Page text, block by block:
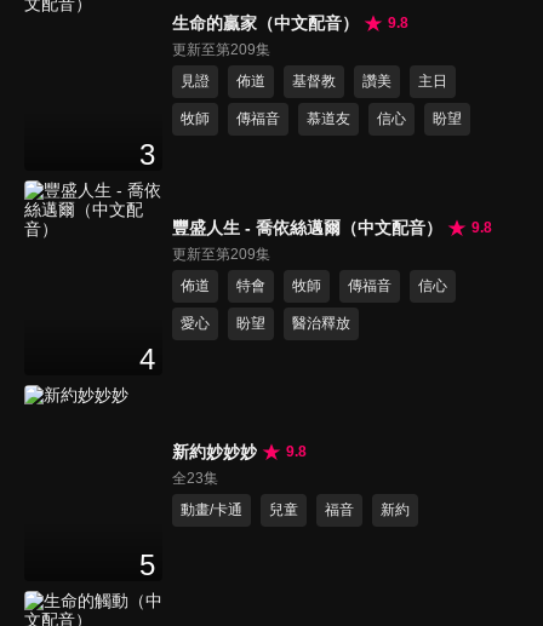
3
生命的贏家（中文配音）
9.8
更新至第209集
見證
佈道 基督教 讚美 主日
牧師 傳福音 慕道友 信心 盼望
4
豐盛人生 - 喬依絲邁爾（中文配音）
9.8
更新至第209集
佈道
特會 牧師 傳福音 信心
愛心 盼望 醫治釋放
5
新約妙妙妙
9.8
全23集
動畫/卡通
兒童 福音 新約